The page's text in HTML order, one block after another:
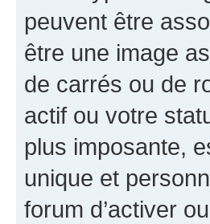
peuvent être
être une image
de carrés ou de
actif ou votre
plus imposante,
unique et
forum d’activer